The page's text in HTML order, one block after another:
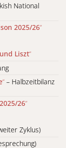
National
2025/26“
Liszt“
“ – Halbzeitbilanz
26“
Zyklus)